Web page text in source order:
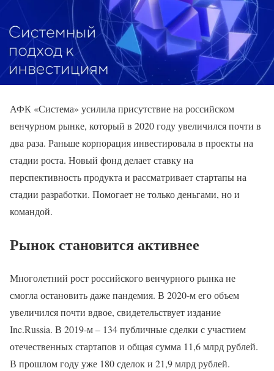
АФК «Система» усилила присутствие на российском
венчурном рынке, который в 2020 году увеличился почти в
два раза. Раньше корпорация инвестировала в проекты на
стадии роста. Новый фонд делает ставку на
перспективность продукта и рассматривает стартапы на
стадии разработки. Помогает не только деньгами, но и
командой.
Рынок становится активнее
Многолетний рост российского венчурного рынка не
смогла остановить даже пандемия. В 2020-м его объем
увеличился почти вдвое, свидетельствует издание
Inc.Russia. В 2019-м – 134 публичные сделки с участием
отечественных стартапов и общая сумма 11,6 млрд рублей.
В прошлом году уже 180 сделок и 21,9 млрд рублей.